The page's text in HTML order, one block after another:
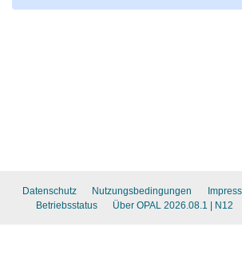
Datenschutz Nutzungsbedingungen
Betriebsstatus
Über OPAL 2026.08.1 | N12